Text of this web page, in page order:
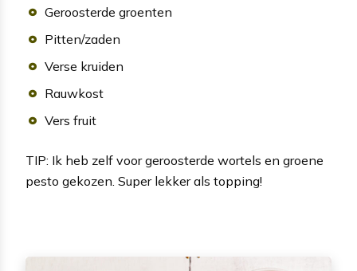
Geroosterde groenten
Pitten/zaden
Verse kruiden
Rauwkost
Vers fruit
TIP: Ik heb zelf voor geroosterde wortels en groene
pesto gekozen. Super lekker als topping!